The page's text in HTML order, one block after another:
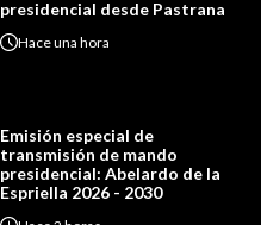
presidencial desde Pastrana
Haceuna hora
Emisión especial de
transmisión de mando
presidencial: Abelardo de la
Espriella 2026 - 2030